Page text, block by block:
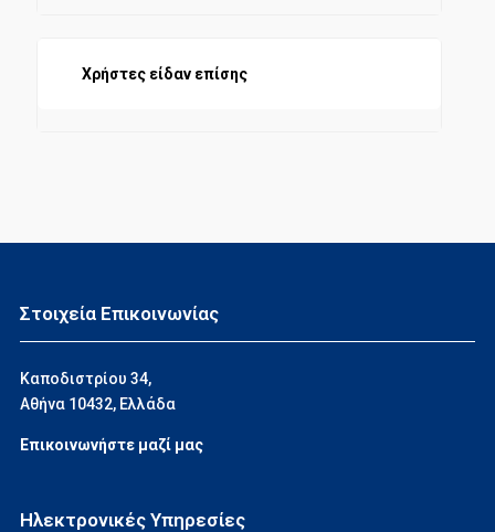
Χρήστες είδαν επίσης
Στοιχεία Επικοινωνίας
Καποδιστρίου 34,
Αθήνα 10432, Ελλάδα
Επικοινωνήστε μαζί μας
Ηλεκτρονικές Υπηρεσίες